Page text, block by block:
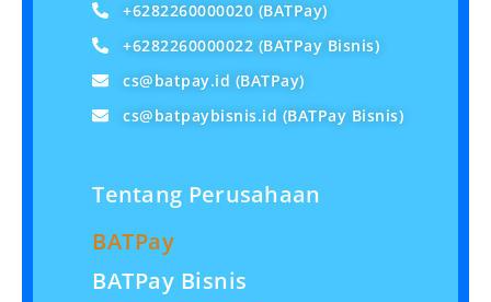
+6282260000020 (BATPay)
+6282260000022 (BATPay Bisnis)
cs@batpay.id (BATPay)
cs@batpaybisnis.id (BATPay Bisnis)
Tentang Perusahaan
BATPay
BATPay Bisnis